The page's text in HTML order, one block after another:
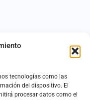
tecnologías como las
del dispositivo. El
procesar datos como el